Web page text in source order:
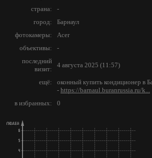
страна:
-
город:
Барнаул
фотокамеры:
Acer
объективы:
-
последний
визит:
4 августа 2025 (11:57)
ещё:
оконный купить кондиционер в
- https://barnaul.buranrussia.ru/k...
в избранных:
0